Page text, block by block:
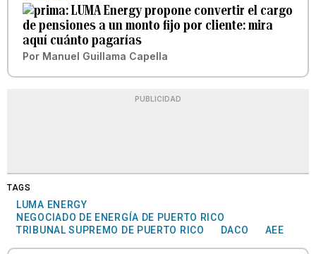
LUMA Energy propone convertir el cargo
de pensiones a un monto fijo por cliente: mira
aquí cuánto pagarías
Por Manuel Guillama Capella
PUBLICIDAD
TAGS
LUMA ENERGY
NEGOCIADO DE ENERGÍA DE PUERTO RICO
TRIBUNAL SUPREMO DE PUERTO RICO
DACO AEE